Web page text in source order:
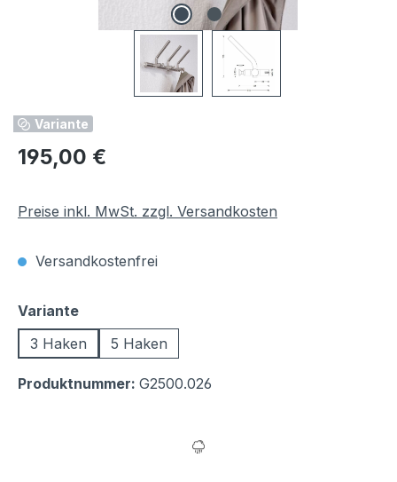
Variante
Regulärer Preis:
195,00 €
Preise inkl. MwSt. zzgl. Versandkosten
Versandkostenfrei
Varianteauswählen
3 Haken
5 Haken
Produktnummer: G2500.026